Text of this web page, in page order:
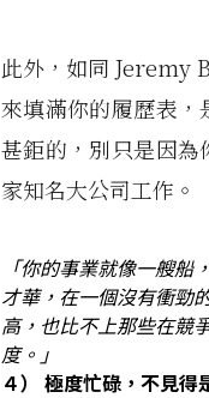
此外，如同 Jeremy
來填滿你的履歷表
甚鉅的，別只是因
家知名大公司工作。
「你的事業就像一艘
才華，在一個沒有衝勁
高，也比不上那些在競
度。」
４） 極度忙碌，不見得